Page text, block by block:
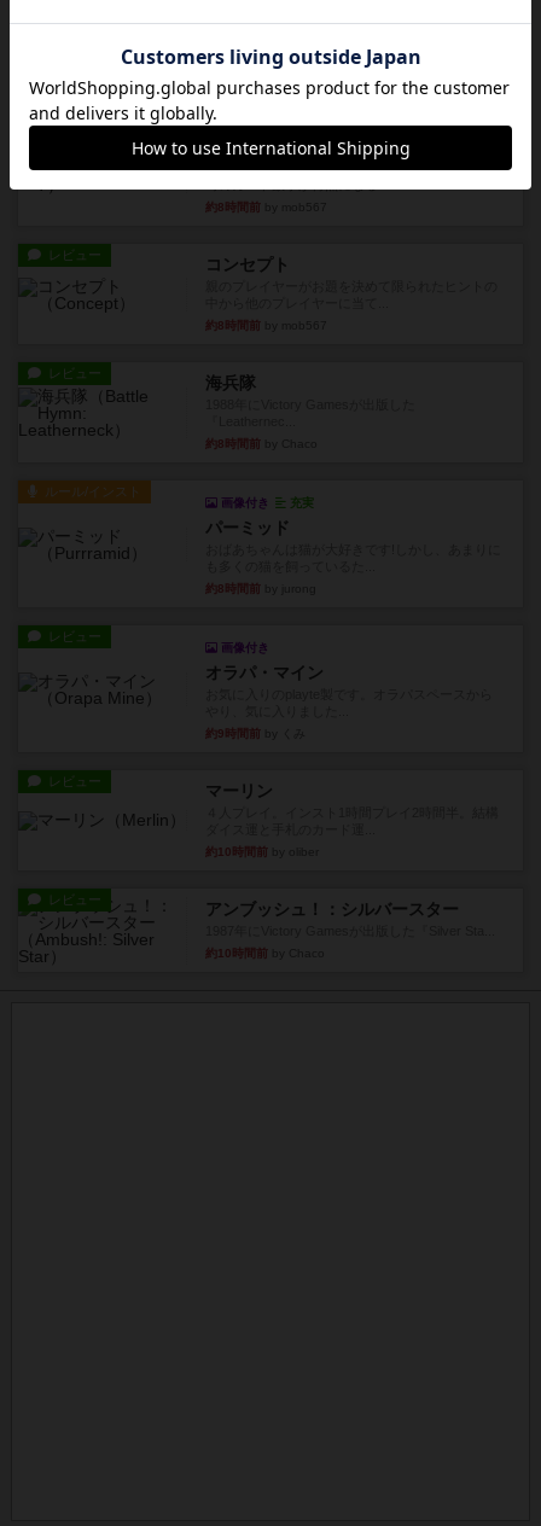
ファイアー・ブルズ / 火牛陣
火牛を引き連れて敵を殲滅させる。縦か斜めで前2
列まで攻撃できるが、自分...
約8時間前by うらまこ
フリップ７
カードをめくるかパスをするかを決めてパスした
約8時間前
レビュー コンセプト
約8時間前
レビュー 海兵隊
約8時間前
ルール/インスト
画像付き 充実
パーミッド
約8時間前
レビュー
画像付き
オラパ・マイン
約9時間前
レビュー マーリン
約10時間前
レビュー アンブッシュ！：シルバースター
約10時間前